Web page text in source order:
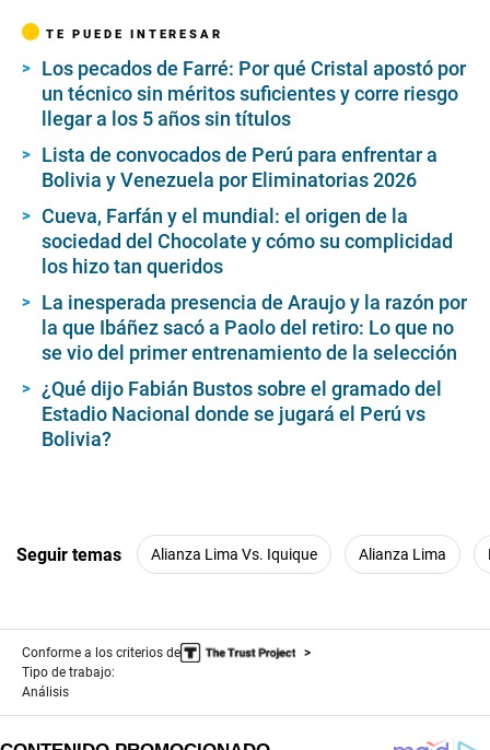
TE PUEDE INTERESAR
Los pecados de Farré: Por qué Cristal apostó por
un técnico sin méritos suficientes y corre riesgo
llegar a los 5 años sin títulos
Lista de convocados de Perú para enfrentar a
Bolivia y Venezuela por Eliminatorias 2026
Cueva, Farfán y el mundial: el origen de la
sociedad del Chocolate y cómo su complicidad
los hizo tan queridos
La inesperada presencia de Araujo y la razón por
la que Ibáñez sacó a Paolo del retiro: Lo que no
se vio del primer entrenamiento de la selección
¿Qué dijo Fabián Bustos sobre el gramado del
Estadio Nacional donde se jugará el Perú vs
Bolivia?
Seguir temas Alianza Lima Vs. Iquique Alianza Lima
Conforme a los criterios de
Tipo de trabajo:
Análisis